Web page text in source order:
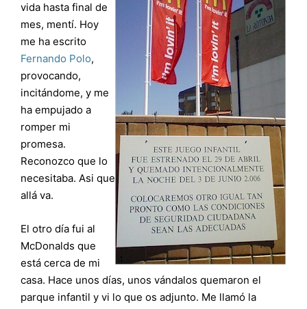
vida hasta final de
mes, mentí. Hoy
me ha escrito
Fernando Polo,
provocando,
incitándome, y me
ha empujado a
romper mi
promesa.
Reconozco que lo
necesitaba. Asi que
allá va.
El otro día fui al
McDonalds que
está cerca de mi
casa. Hace unos días, unos vándalos quemaron el
parque infantil y vi lo que os adjunto. Me llamó la